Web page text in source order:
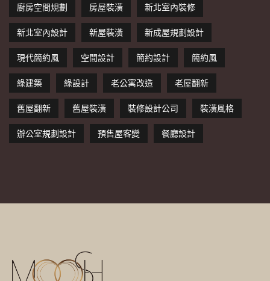
廚房空間規劃
房屋裝潢
新北室內裝修
新北室內設計
新屋裝潢
新成屋規劃設計
現代簡約風
空間設計 簡約設計
簡約風
綠建築
綠設計 老公寓改造
老屋翻新
舊屋翻新
舊屋裝潢 裝修設計公司
裝潢風格
辦公室規劃設計
預售屋客變 餐廳設計